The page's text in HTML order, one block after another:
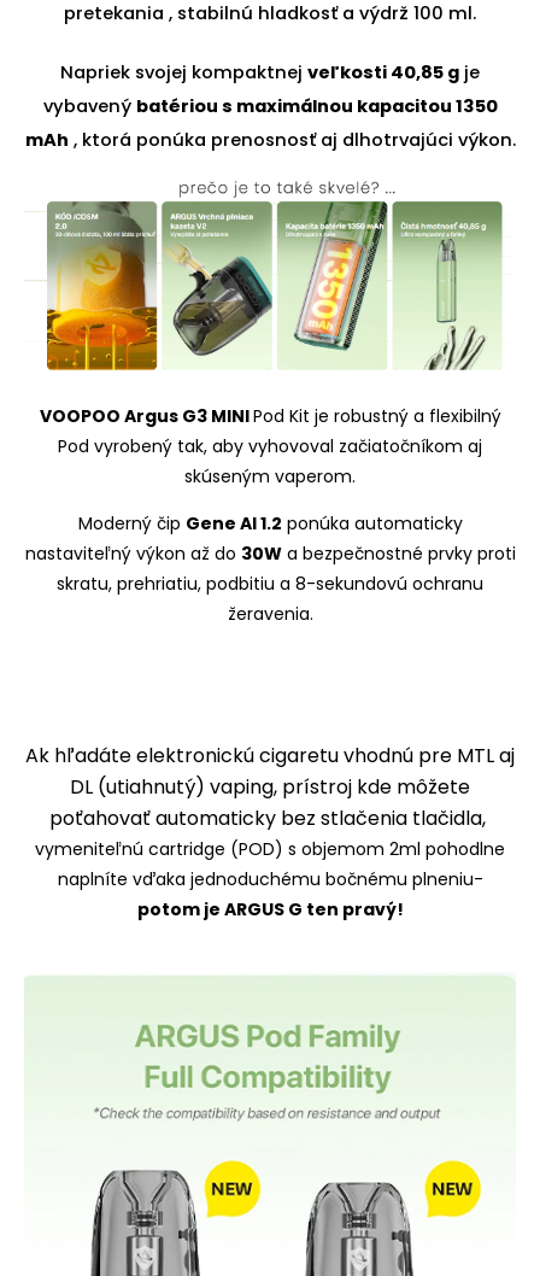
pretekania , stabilnú hladkosť a výdrž 100 ml.
Napriek svojej kompaktnej veľkosti 40,85 g je
vybavený batériou s maximálnou kapacitou 1350
mAh , ktorá ponúka prenosnosť aj dlhotrvajúci výkon.
VOOPOO Argus G3 MINIPod Kit je robustný a flexibilný
Pod vyrobený tak, aby vyhovoval začiatočníkom aj
skúseným vaperom.
Moderný čip Gene AI 1.2 ponúka automaticky
nastaviteľný výkon až do 30Wa bezpečnostné prvky proti
skratu, prehriatiu, podbitiu a 8-sekundovú ochranu
žeravenia.
Ak hľadáte elektronickú cigaretu vhodnú pre MTL aj
DL (utiahnutý) vaping, prístroj kde môžete
poťahovať automaticky bez stlačenia tlačidla,
vymeniteľnú cartridge (POD) s objemom 2ml pohodlne
naplníte vďaka jednoduchému bočnému plneniu-
potom je ARGUS G ten pravý!